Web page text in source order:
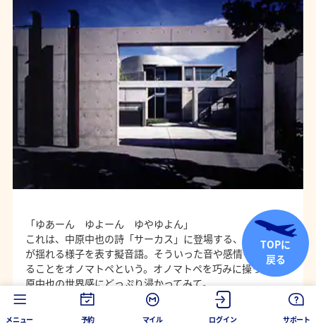
「ゆあーん ゆよーん ゆやゆよん」
これは、中原中也の詩「サーカス」に登場する、ブランコ
が揺れる様子を表す擬音語。そういった音や感情を表現す
ることをオノマトペという。オノマトペを巧みに操った中
原中也の世界感にどっぷり浸かってみて。
TOPに
戻る
メニュー 予約 マイル ログイン サポート